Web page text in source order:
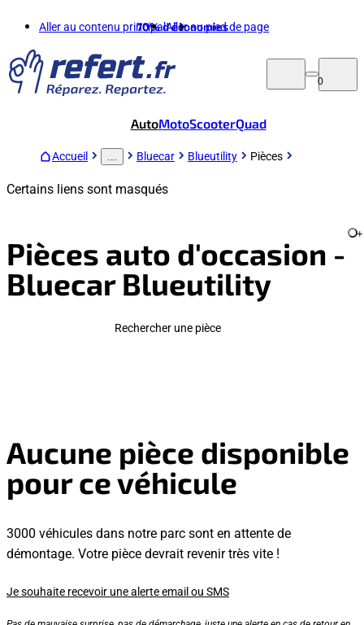
Aller au contenu principalAller au pied de page
70%d'économies
0
AutoMotoScooterQuad
Accueil Bluecar Blueutility Pièces
Certains liens sont masqués
Pièces auto d'occasion -
Bluecar Blueutility
+
Rechercher une pièce
Aucune pièce disponible
pour ce véhicule
3000 véhicules dans notre parc sont en attente de
démontage. Votre pièce devrait revenir très vite !
Je souhaite recevoir une alerte email ou SMS